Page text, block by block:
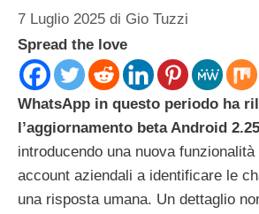
7 Luglio 2025 di Gio Tuzzi
Spread the love
WhatsApp in questo periodo ha
l’aggiornamento beta Android
introducendo una nuova
account aziendali a identificare le
una risposta umana. Un dettaglio